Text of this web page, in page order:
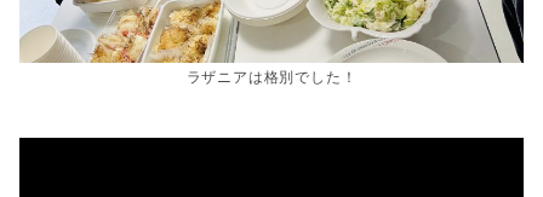
ラザニアは格別でした！